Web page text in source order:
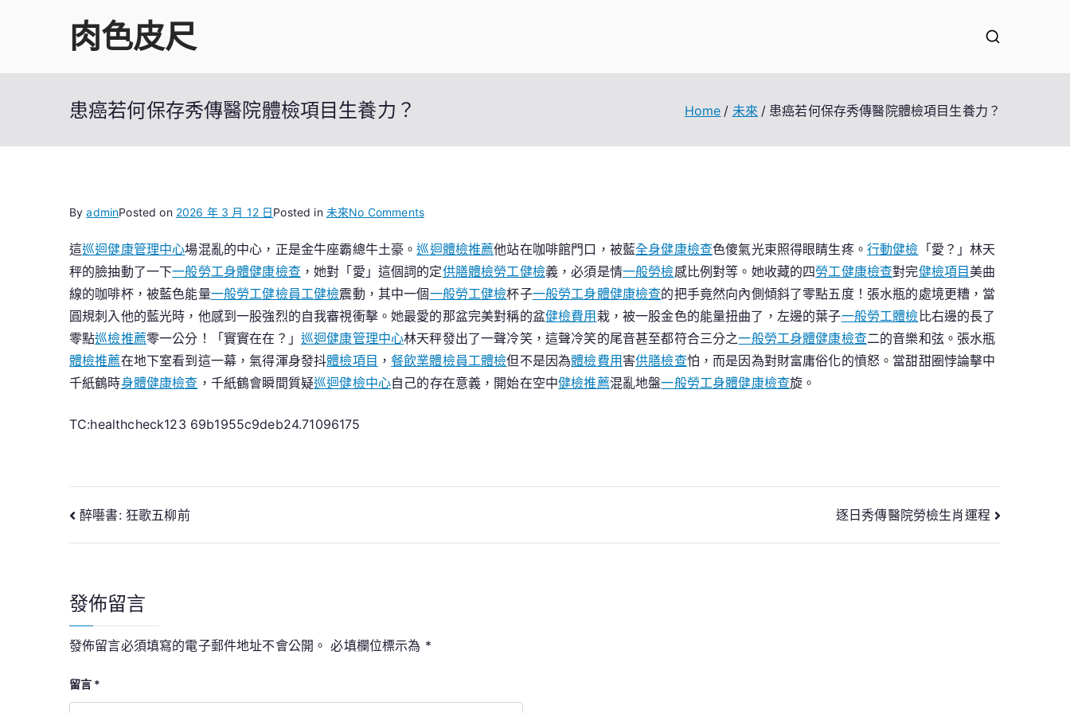
肉色皮尺
患癌若何保存秀傳醫院體檢項目生養力？ Home 未來 患癌若何保存秀傳醫院體檢項目生養力？
ByadminPosted on 2026 年 3 月 12 日Posted in 未來No Commentson
癌
若
何
保
存
傳
醫
目
這巡迴健康管理中心場混亂的中心，正是金牛座霸總牛土豪。巡迴體檢推薦他站在咖啡館門口，被藍全身健康檢查色傻氣光束照得眼睛生疼。 行動健檢 「愛？」林天
秤的臉抽動了一下一般勞工身體健康檢查，她對「愛」這個詞的定供膳體檢勞工健檢義，必須是情一般勞檢感比例對等。她收藏的四勞工健康檢查對完健檢項目美曲
線的咖啡杯，被藍色能量一般勞工健檢員工健檢震動，其中一個一般勞工健檢杯子一般勞工身體健康檢查的把手竟然向內側傾斜了零點五度！張水瓶的處境更糟，當
圓規刺入他的藍光時，他感到一股強烈的自我審視衝擊。她最愛的那盆完美對稱的盆健檢費用 栽，被一股金色的能量扭曲了，左邊的葉子一般勞工體檢比右邊的長了
零點巡檢推薦零一公分！「實實在在？」 巡迴健康管理中心林天秤發出了一聲冷笑，這聲冷笑的尾音甚至都符合三分之一般勞工身體健康檢查二的音樂和弦。張水瓶
體檢推薦在地下室看到這一幕，氣得渾身發抖體檢項目 ，餐飲業體檢員工體檢但不是因為體檢費用 害供膳檢查怕，而是因為對財富庸俗化的憤怒。當甜甜圈悖論擊中
千紙鶴時身體健康檢查 ，千紙鶴會瞬間質疑巡迴健檢中心自己的存在意義，開始在空中健檢推薦混亂地盤一般勞工身體健康檢查旋。
TC:healthcheck123 69b1955c9deb24.71096175
文
章
覽
醉囈書: 狂歌五柳前 逐日秀傳醫院勞檢生肖運程
發佈留言
發佈留言必須填寫的電子郵件地址不會公開。 必填欄位標示為 *
留言 *